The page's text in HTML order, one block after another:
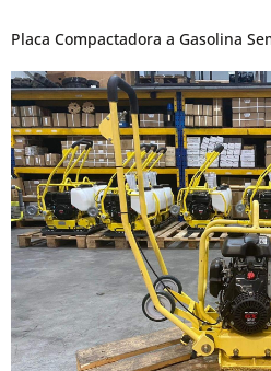
Placa Compactadora a Gasolina